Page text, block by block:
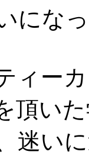
にな
ィー
頂い
迷い